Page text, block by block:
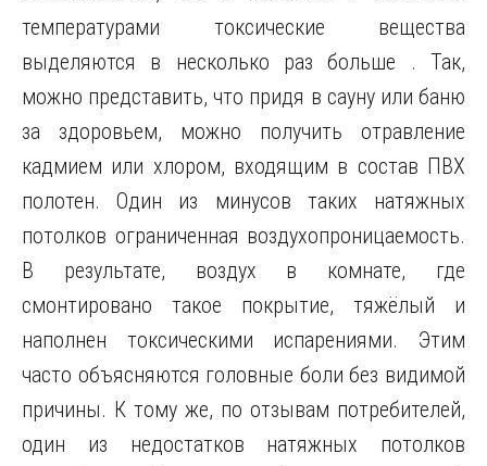
температурами токсические вещества
выделяются в несколько раз больше . Так,
можно представить, что придя в сауну или баню
за здоровьем, можно получить отравление
кадмием или хлором, входящим в состав ПВХ
полотен. Один из минусов таких натяжных
потолков ограниченная воздухопроницаемость.
В результате, воздух в комнате, где
смонтировано такое покрытие, тяжёлый и
наполнен токсическими испарениями. Этим
часто объясняются головные боли без видимой
причины. К тому же, по отзывам потребителей,
один из недостатков натяжных потолков